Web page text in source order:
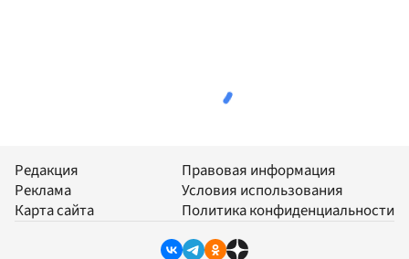
Редакция
Реклама
Карта сайта
Правовая информация
Условия использования
Политика конфиденциальности